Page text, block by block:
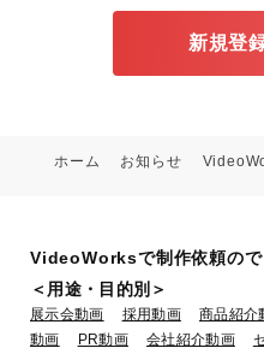
新規登
ホーム お知らせ
VideoWorksで制作依頼ので
＜用途・目的別＞
展示会動画 採用動画 商品紹介
動画
PR動画 会社紹介動画